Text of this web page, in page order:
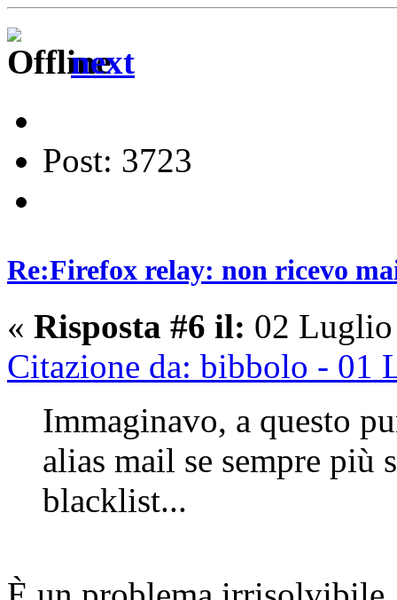
next
Post: 3723
Re:Firefox relay: non ricevo
« Risposta #6 il: 02
Citazione da: bibbolo - 01
Immaginavo, a questo
alias mail se sempre
blacklist...